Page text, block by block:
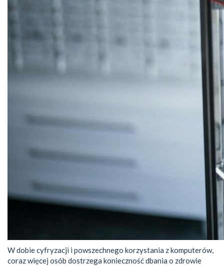
W dobie cyfryzacji i powszechnego korzystania z komputerów,
coraz więcej osób dostrzega konieczność dbania o zdrowie